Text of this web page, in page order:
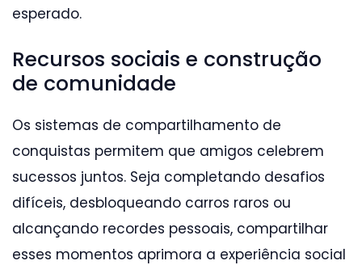
esperado.
Recursos sociais e construção
de comunidade
Os sistemas de compartilhamento de
conquistas permitem que amigos celebrem
sucessos juntos. Seja completando desafios
difíceis, desbloqueando carros raros ou
alcançando recordes pessoais, compartilhar
esses momentos aprimora a experiência social